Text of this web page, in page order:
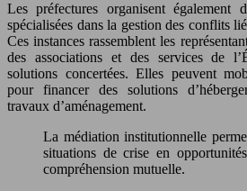
Les préfectures organisent également
spécialisées dans la gestion des conflits
Ces instances rassemblent les
des associations et des services de
solutions concertées. Elles peuvent
pour financer des solutions
travaux d’aménagement.
La médiation institutionnelle
situations de crise en
compréhension mutuelle.